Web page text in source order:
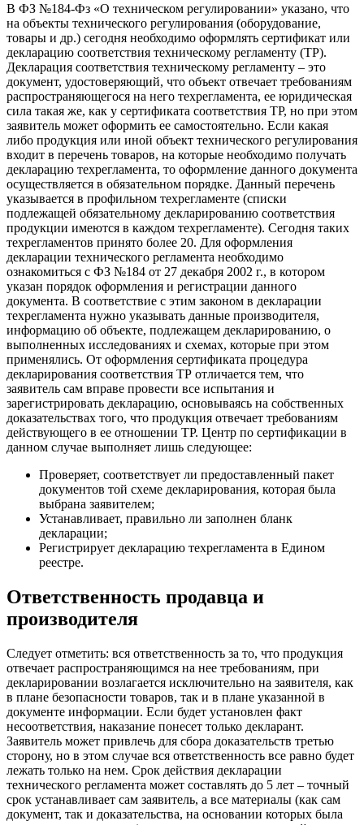
В ФЗ №184-Фз «О техническом регулировании» указано, что
на объекты технического регулирования (оборудование,
товары и др.) сегодня необходимо оформлять сертификат или
декларацию соответствия техническому регламенту (ТР).
Декларация соответствия техническому регламенту – это
документ, удостоверяющий, что объект отвечает требованиям
распространяющегося на него техрегламента, ее юридическая
сила такая же, как у сертификата соответствия ТР, но при этом
заявитель может оформить ее самостоятельно. Если какая
либо продукция или иной объект технического регулирования
входит в перечень товаров, на которые необходимо получать
декларацию техрегламента, то оформление данного документа
осуществляется в обязательном порядке. Данный перечень
указывается в профильном техрегламенте (списки
подлежащей обязательному декларированию соответствия
продукции имеются в каждом техрегламенте). Сегодня таких
техрегламентов принято более 20. Для оформления
декларации технического регламента необходимо
ознакомиться с ФЗ №184 от 27 декабря 2002 г., в котором
указан порядок оформления и регистрации данного
документа. В соответствие с этим законом в декларации
техрегламента нужно указывать данные производителя,
информацию об объекте, подлежащем декларированию, о
выполненных исследованиях и схемах, которые при этом
применялись. От оформления сертификата процедура
декларирования соответствия ТР отличается тем, что
заявитель сам вправе провести все испытания и
зарегистрировать декларацию, основываясь на собственных
доказательствах того, что продукция отвечает требованиям
действующего в ее отношении ТР. Центр по сертификации в
данном случае выполняет лишь следующее:
Проверяет, соответствует ли предоставленный пакет
документов той схеме декларирования, которая была
выбрана заявителем;
Устанавливает, правильно ли заполнен бланк
декларации;
Регистрирует декларацию техрегламента в Едином
реестре.
Ответственность продавца и
производителя
Следует отметить: вся ответственность за то, что продукция
отвечает распространяющимся на нее требованиям, при
декларировании возлагается исключительно на заявителя, как
в плане безопасности товаров, так и в плане указанной в
документе информации. Если будет установлен факт
несоответствия, наказание понесет только декларант.
Заявитель может привлечь для сбора доказательств третью
сторону, но в этом случае вся ответственность все равно будет
лежать только на нем. Срок действия декларации
технического регламента может составлять до 5 лет – точный
срок устанавливает сам заявитель, а все материалы (как сам
документ, так и доказательства, на основании которых была